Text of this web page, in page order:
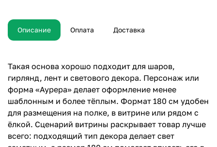
Описание Оплата Доставка
Такая основа хорошо подходит для шаров,
гирлянд, лент и светового декора. Персонаж или
форма «Аурера» делает оформление менее
шаблонным и более тёплым. Формат 180 см удобен
для размещения на полке, в витрине или рядом с
ёлкой. Сценарий витрины раскрывает товар лучше
всего: подходящий тип декора делает свет